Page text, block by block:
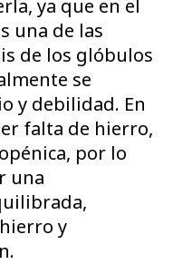
ya que en el
una de las
de los glóbulos
se
y debilidad. En
falta de hierro,
por lo
una
y